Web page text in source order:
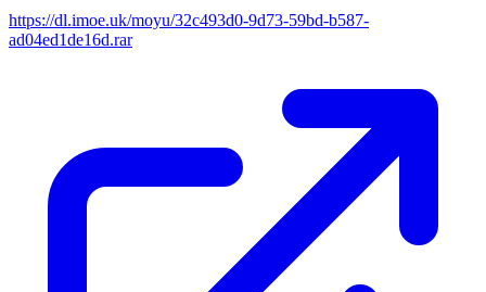
https://dl.imoe.uk/moyu/32c493d0-9d73-59bd-b587-
ad04ed1de16d.rar